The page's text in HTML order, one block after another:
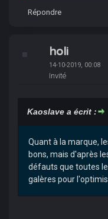
Répondre
holi
14-10-2019, 00:08
Invité
Kaoslave a écrit :
Quant à la marque,
bons, mais d'après
défauts que toutes
galères pour